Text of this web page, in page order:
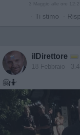
3 Maggio alle ore 12:25
· Ti stimo ·
ilDirettore
18 Febbraio -
🤗🤷